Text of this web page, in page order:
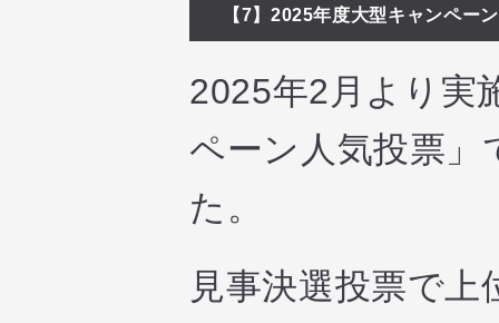
【7】2025年度大型キャンペー
2025年2月より実
ペーン人気投票
た。
見事決選投票で